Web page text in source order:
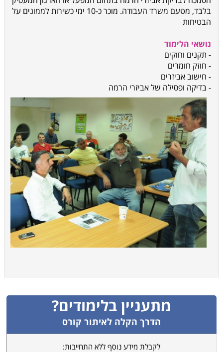
בלבד, מטעם משרד העבודה. מוכר כ-10 ימי כשירות לממונים על
הבטיחות
נושאי הלימוד
- תקנים וחוקים
- חוזק חומרים
- חישוב אביזרים
- בדיקה ופסילה של אביזרי הרמה
מתעניין בלימודים?
הדרך הקלה לאיתור קורס
לקבלת מידע נוסף ללא התחייבות: